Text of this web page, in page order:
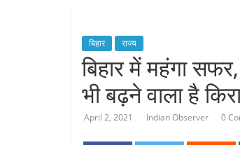
बिहार राज्य
बिहार में महंगा
भी बढ़ने वाला है
April 2, 2021 Indian Observer 0